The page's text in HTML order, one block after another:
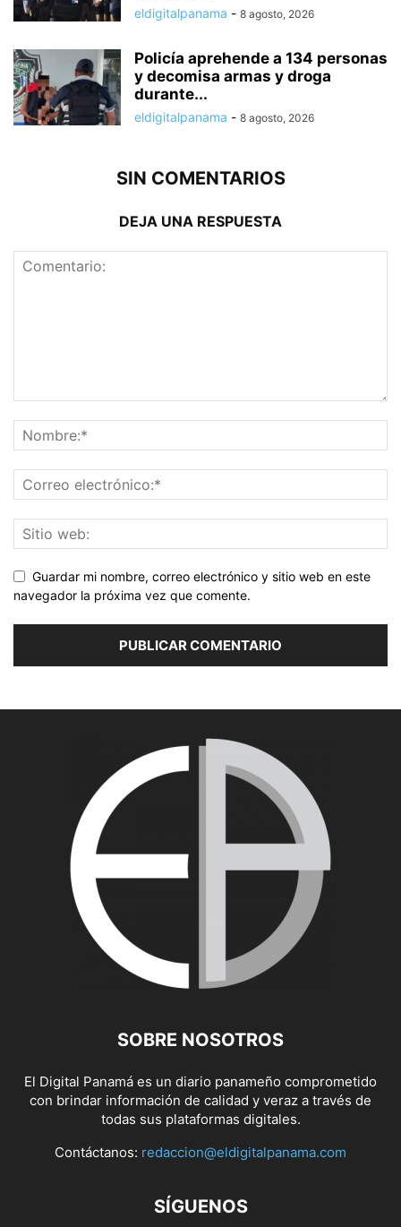
eldigitalpanama - 8 agosto, 2026
Policía aprehende a 134 personas
y decomisa armas y droga
durante...
eldigitalpanama - 8 agosto, 2026
SIN COMENTARIOS
DEJA UNA RESPUESTA
Guardar mi nombre, correo electrónico y sitio web en este
navegador la próxima vez que comente.
SOBRE NOSOTROS
El Digital Panamá es un diario panameño comprometido
con brindar información de calidad y veraz a través de
todas sus plataformas digitales.
Contáctanos: redaccion@eldigitalpanama.com
SÍGUENOS